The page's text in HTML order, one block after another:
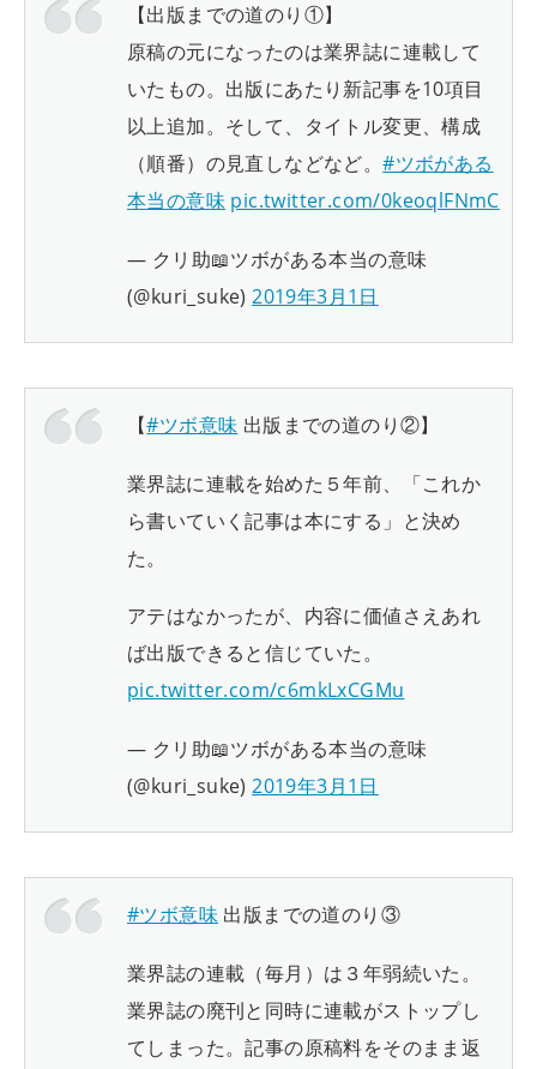
【出版までの道のり①】
原稿の元になったのは業界誌に連載して
いたもの。出版にあたり新記事を10項目
以上追加。そして、タイトル変更、構成
（順番）の見直しなどなど。#ツボがある
本当の意味 pic.twitter.com/0keoqlFNmC
— クリ助📖ツボがある本当の意味
(@kuri_suke)2019年3月1日
【#ツボ意味 出版までの道のり②】
業界誌に連載を始めた５年前、「これか
ら書いていく記事は本にする」と決め
た。
アテはなかったが、内容に価値さえあれ
ば出版できると信じていた。
pic.twitter.com/c6mkLxCGMu
— クリ助📖ツボがある本当の意味
(@kuri_suke)2019年3月1日
#ツボ意味 出版までの道のり③
業界誌の連載（毎月）は３年弱続いた。
業界誌の廃刊と同時に連載がストップし
てしまった。記事の原稿料をそのまま返